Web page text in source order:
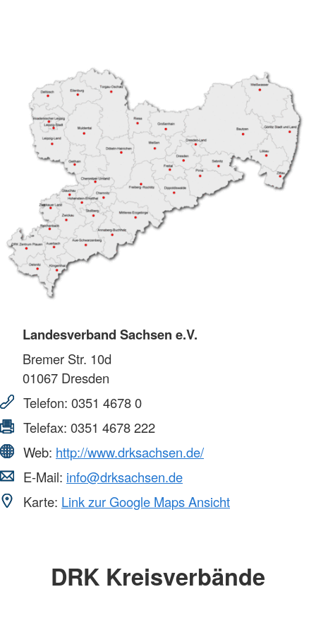
Landesverband Sachsen e.V.
Bremer Str. 10d
01067 Dresden
Telefon: 0351 4678 0
Telefax: 0351 4678 222
Web: http://www.drksachsen.de/
E-Mail: info@drksachsen.de
Karte: Link zur Google Maps Ansicht
DRK Kreisverbände